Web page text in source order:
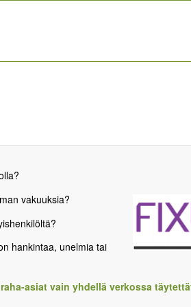
vakuuksia?
hankintaa, unelmia tai
asiat vain yhdellä verkossa